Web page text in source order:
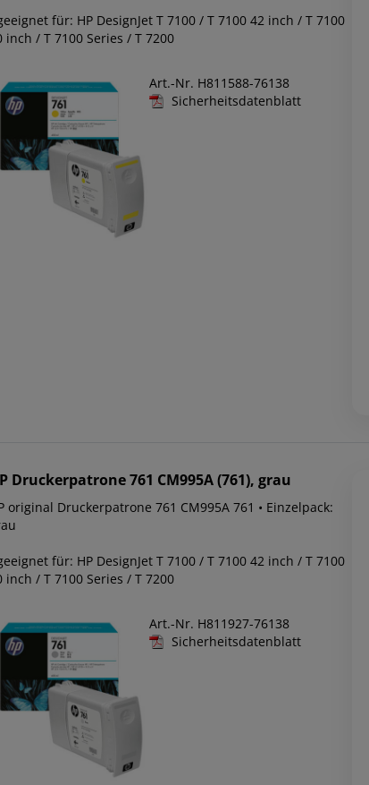
für: HP DesignJet T 7100 / T 7100 42 inch / T 7100
inch / T 7100 Series / T 7200
Art.-Nr. H811588-76138
Sicherheitsdatenblatt
Druckerpatrone 761 CM995A (761), grau
original Druckerpatrone 761 CM995A 761 • Einzelpack:
für: HP DesignJet T 7100 / T 7100 42 inch / T 7100
inch / T 7100 Series / T 7200
Art.-Nr. H811927-76138
Sicherheitsdatenblatt